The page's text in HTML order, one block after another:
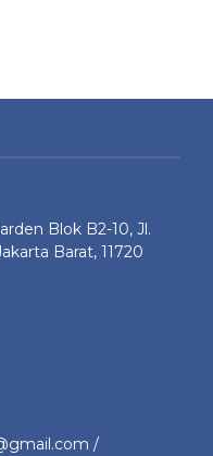
Blok B2-10, Jl.
Barat, 11720
/